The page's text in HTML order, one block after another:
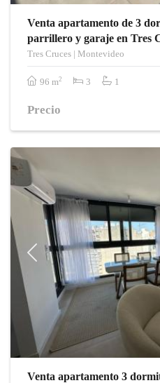
Venta apartamento de 3
parrillero y garaje en Tres
Tres Cruces | Montevideo
96 m2 3 1
Precio
Previous
Venta apartamento 3